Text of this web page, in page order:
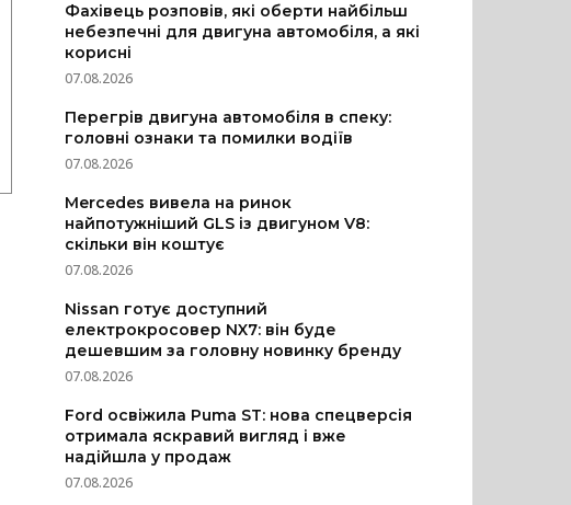
Фахівець розповів, які оберти найбільш
небезпечні для двигуна автомобіля, а які
корисні
07.08.2026
Перегрів двигуна автомобіля в спеку:
головні ознаки та помилки водіїв
07.08.2026
Mercedes вивела на ринок
найпотужніший GLS із двигуном V8:
скільки він коштує
07.08.2026
Nissan готує доступний
електрокросовер NX7: він буде
дешевшим за головну новинку бренду
07.08.2026
Ford освіжила Puma ST: нова спецверсія
отримала яскравий вигляд і вже
надійшла у продаж
07.08.2026